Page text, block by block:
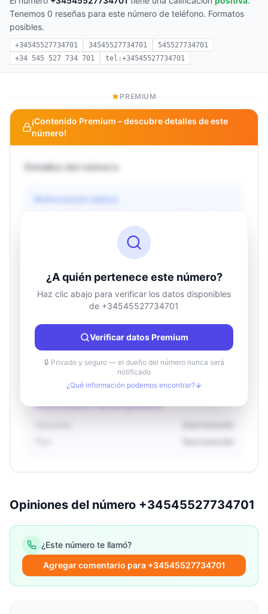
Tenemos 0 reseñas para este número de teléfono. Formatos
posibles.
+34545527734701 34545527734701
545527734701
+34 545 527 734 701
tel:+34545527734701
PREMIUM
¡Contenido Premium – descubre detalles de este
número!
Detalles del número
Información básica
Información de ubicación
País
Desconocido
Ciudad
Desconocido
Región
Desconocido
Información del propietario
¿A quién pertenece este número?
Haz clic abajo para verificar los datos disponibles
de +34545527734701
Verificar datos Premium
🔒 Privado y seguro — el dueño del número nunca será
notificado
¿Qué información podemos encontrar?
Opiniones del número +34545527734701
¿Este número te llamó?
Agregar comentario para +34545527734701